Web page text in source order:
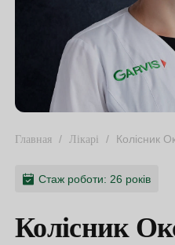
Главная / Лікарі / Колісник
Стаж роботи: 26 років
Колісник